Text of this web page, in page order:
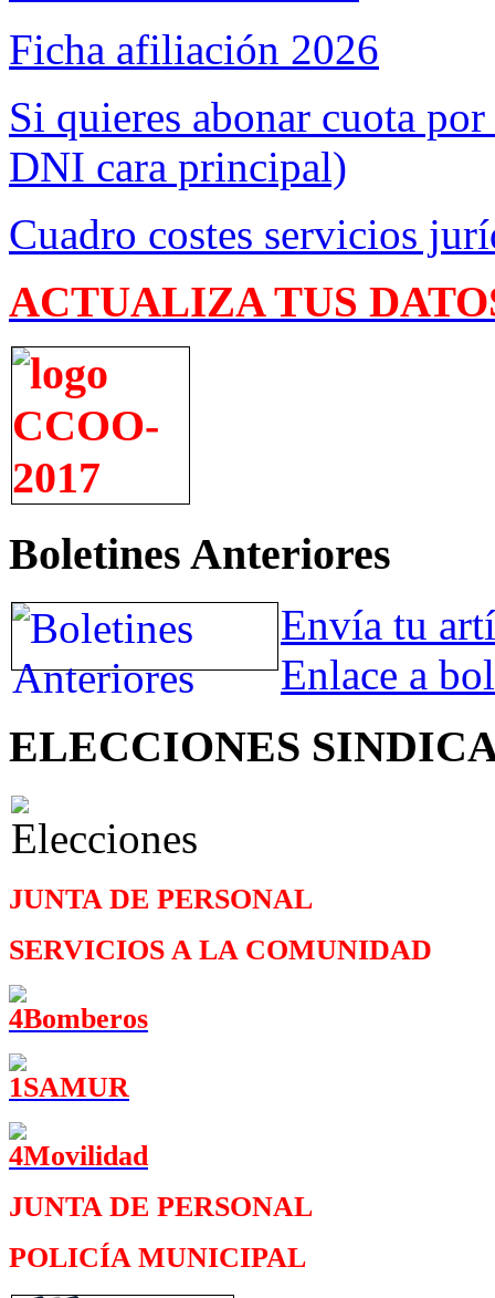
Ficha afiliación 2026
Si quieres abonar cuota
DNI cara principal)
Cuadro costes servicios
ACTUALIZA TUS
Boletines Anteriores
Envía tu
Enlace a
ELECCIONES
JUNTA DE PERSONAL
SERVICIOS A LA COMUNIDAD
JUNTA DE PERSONAL
POLICÍA MUNICIPAL